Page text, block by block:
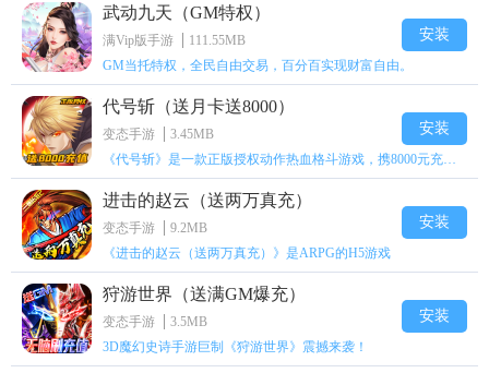
武动九天（GM特权）
满Vip版手游
111.55MB
GM当托特权，全民自由交易，百分百实现财富自由。
安装
代号斩（送月卡送8000）
变态手游
3.45MB
《代号斩》是一款正版授权动作热血格斗游戏，携8000元充值壕礼福利来袭！
安装
进击的赵云（送两万真充）
变态手游
9.2MB
《进击的赵云（送两万真充）》是ARPG的H5游戏
安装
狩游世界（送满GM爆充）
变态手游
3.5MB
3D魔幻史诗手游巨制《狩游世界》震撼来袭！
安装